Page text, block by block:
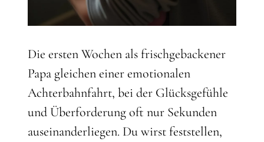
Die ersten Wochen als frischgebackener
Papa gleichen einer emotionalen
Achterbahnfahrt, bei der Glücksgefühle
und Überforderung oft nur Sekunden
auseinanderliegen. Du wirst feststellen,